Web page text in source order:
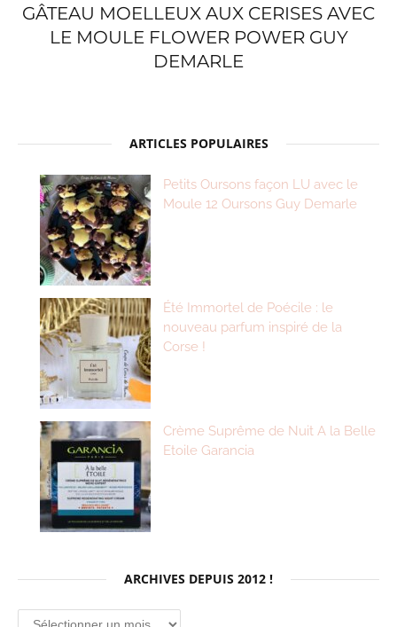
GÂTEAU MOELLEUX AUX CERISES AVEC
LE MOULE FLOWER POWER GUY
DEMARLE
ARTICLES POPULAIRES
Petits Oursons façon LU avec le
Moule 12 Oursons Guy Demarle
Été Immortel de Poécile : le
nouveau parfum inspiré de la
Corse !
Crème Suprême de Nuit A la Belle
Etoile Garancia
ARCHIVES DEPUIS 2012 !
Archives